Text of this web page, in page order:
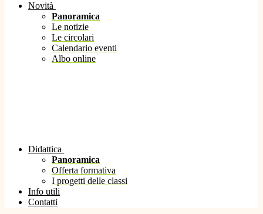
Novità
Panoramica
Le notizie
Le circolari
Calendario eventi
Albo online
Didattica
Panoramica
Offerta formativa
I progetti delle classi
Info utili
Contatti